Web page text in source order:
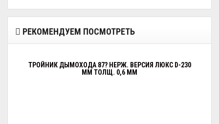
РЕКОМЕНДУЕМ ПОСМОТРЕТЬ
ТРОЙНИК ДЫМОХОДА 87? НЕРЖ. ВЕРСИЯ ЛЮКС D-230
ММ ТОЛЩ. 0,6 ММ